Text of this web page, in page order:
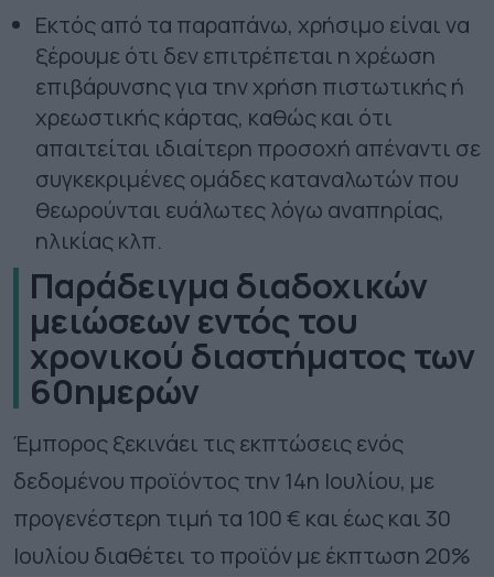
Εκτός από τα παραπάνω, χρήσιμο είναι να
ξέρουμε ότι δεν επιτρέπεται η χρέωση
επιβάρυνσης για την χρήση πιστωτικής ή
χρεωστικής κάρτας, καθώς και ότι
απαιτείται ιδιαίτερη προσοχή απέναντι σε
συγκεκριμένες ομάδες καταναλωτών που
θεωρούνται ευάλωτες λόγω αναπηρίας,
ηλικίας κλπ.
Παράδειγμα διαδοχικών
μειώσεων εντός του
χρονικού διαστήματος των
60ημερών
Έμπορος ξεκινάει τις εκπτώσεις ενός
δεδομένου προϊόντος την 14η Ιουλίου, με
προγενέστερη τιμή τα 100 € και έως και 30
Ιουλίου διαθέτει το προϊόν με έκπτωση 20%